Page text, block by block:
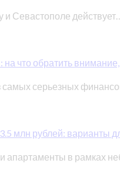
Севастополе
что обратить
самых серьезных
млн рублей: варианты
апартаменты в рамках